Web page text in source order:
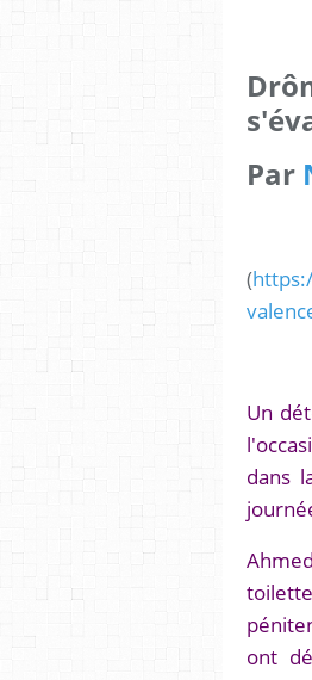
Par
(
Un
dans
ont